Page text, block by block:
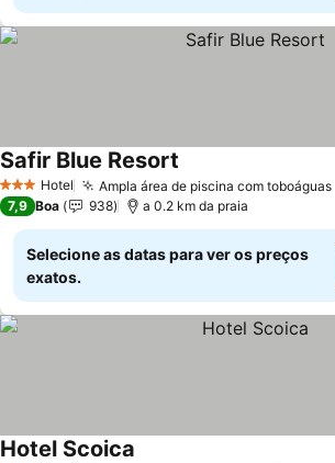
3 EstrelasHotel Ampla área de piscina com toboáguas
Safir Blue Resort
7,9 Boa 938 a 0.2 km da praia
Selecione as datas para ver os preços
exatos.
Hotel Scoica